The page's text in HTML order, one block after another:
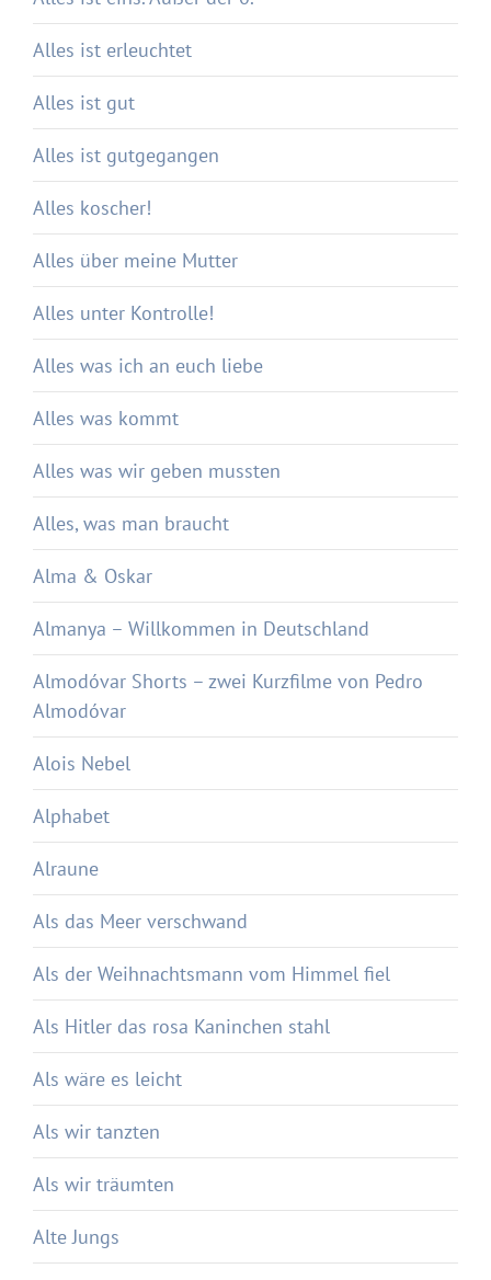
Alles ist erleuchtet
Alles ist gut
Alles ist gutgegangen
Alles koscher!
Alles über meine Mutter
Alles unter Kontrolle!
Alles was ich an euch liebe
Alles was kommt
Alles was wir geben mussten
Alles, was man braucht
Alma & Oskar
Almanya – Willkommen in Deutschland
Almodóvar Shorts – zwei Kurzfilme von Pedro
Almodóvar
Alois Nebel
Alphabet
Alraune
Als das Meer verschwand
Als der Weihnachtsmann vom Himmel fiel
Als Hitler das rosa Kaninchen stahl
Als wäre es leicht
Als wir tanzten
Als wir träumten
Alte Jungs